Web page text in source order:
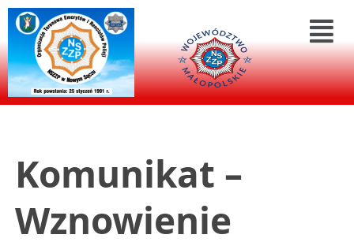
Komunikat –
Wznowienie